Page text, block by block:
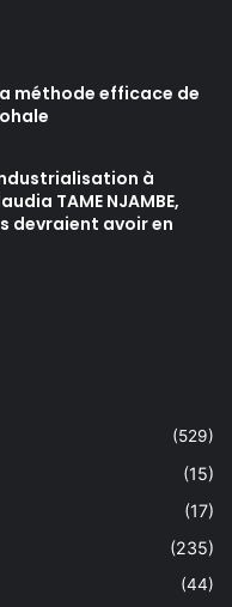
méthode efficace de
à
TAME NJAMBE,
devraient avoir en
(529)
(15)
(17)
(235)
(44)